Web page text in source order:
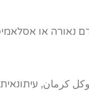
נאורה או
كرمان, עיתונאית